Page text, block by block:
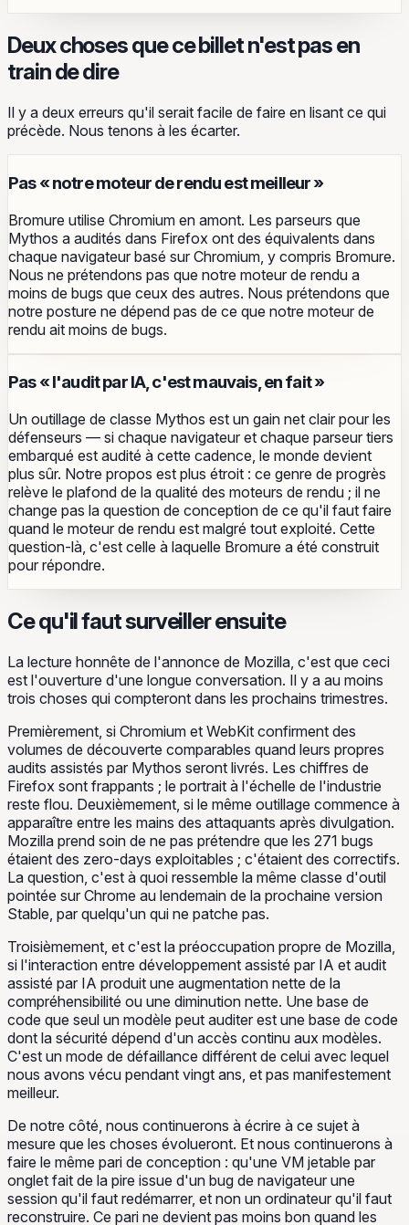
Deux choses que ce billet n'est pas en
train de dire
Il y a deux erreurs qu'il serait facile de faire en lisant ce qui
précède. Nous tenons à les écarter.
Pas « notre moteur de rendu est meilleur »
Bromure utilise Chromium en amont. Les parseurs que
Mythos a audités dans Firefox ont des équivalents dans
chaque navigateur basé sur Chromium, y compris Bromure.
Nous ne prétendons pas que notre moteur de rendu a
moins de bugs que ceux des autres. Nous prétendons que
notre posture ne dépend pas de ce que notre moteur de
rendu ait moins de bugs.
Pas « l'audit par IA, c'est mauvais, en fait »
Un outillage de classe Mythos est un gain net clair pour les
défenseurs — si chaque navigateur et chaque parseur tiers
embarqué est audité à cette cadence, le monde devient
plus sûr. Notre propos est plus étroit : ce genre de progrès
relève le plafond de la qualité des moteurs de rendu ; il ne
change pas la question de conception de ce qu'il faut faire
quand le moteur de rendu est malgré tout exploité. Cette
question-là, c'est celle à laquelle Bromure a été construit
pour répondre.
Ce qu'il faut surveiller ensuite
La lecture honnête de l'annonce de Mozilla, c'est que ceci
est l'ouverture d'une longue conversation. Il y a au moins
trois choses qui compteront dans les prochains trimestres.
Premièrement, si Chromium et WebKit confirment des
volumes de découverte comparables quand leurs propres
audits assistés par Mythos seront livrés. Les chiffres de
Firefox sont frappants ; le portrait à l'échelle de l'industrie
reste flou. Deuxièmement, si le même outillage commence à
apparaître entre les mains des attaquants après divulgation.
Mozilla prend soin de ne pas prétendre que les 271 bugs
étaient des zero-days exploitables ; c'étaient des correctifs.
La question, c'est à quoi ressemble la même classe d'outil
pointée sur Chrome au lendemain de la prochaine version
Stable, par quelqu'un qui ne patche pas.
Troisièmement, et c'est la préoccupation propre de Mozilla,
si l'interaction entre développement assisté par IA et audit
assisté par IA produit une augmentation nette de la
compréhensibilité ou une diminution nette. Une base de
code que seul un modèle peut auditer est une base de code
dont la sécurité dépend d'un accès continu aux modèles.
C'est un mode de défaillance différent de celui avec lequel
nous avons vécu pendant vingt ans, et pas manifestement
meilleur.
De notre côté, nous continuerons à écrire à ce sujet à
mesure que les choses évolueront. Et nous continuerons à
faire le même pari de conception : qu'une VM jetable par
onglet fait de la pire issue d'un bug de navigateur une
session qu'il faut redémarrer, et non un ordinateur qu'il faut
reconstruire. Ce pari ne devient pas moins bon quand les